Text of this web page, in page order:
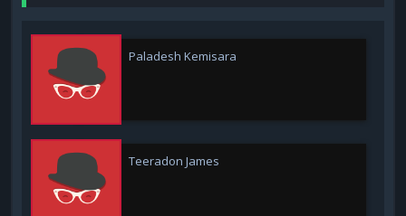
Paladesh Kemisara
Teeradon James